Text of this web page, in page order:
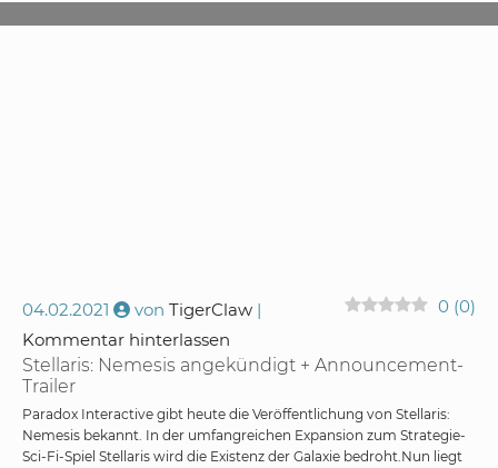
Stellaris: Nemesis angekündigt + Announcement-
Trailer
04.02.2021 von TigerClaw 0 (0)
Kommentar hinterlassen
Paradox Interactive gibt heute die Veröffentlichung von Stellaris:
Nemesis bekannt. In der umfangreichen Expansion zum Strategie-
Sci-Fi-Spiel Stellaris wird die Existenz der Galaxie bedroht.Nun liegt